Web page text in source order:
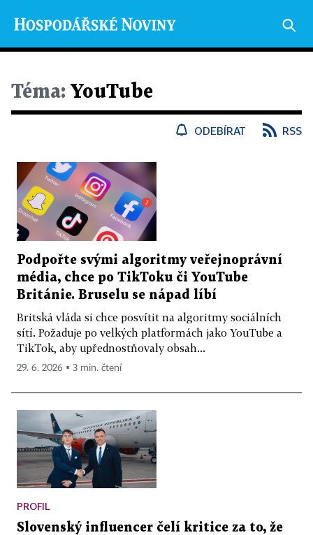
Téma: YouTube
ODEBÍRAT RSS
Podpořte svými algoritmy veřejnoprávní
média, chce po TikToku či YouTube
Británie. Bruselu se nápad líbí
Britská vláda si chce posvítit na algoritmy sociálních
sítí. Požaduje po velkých platformách jako YouTube a
TikTok, aby upřednostňovaly obsah...
29. 6. 2026 ▪ 3 min. čtení
PROFIL
Slovenský influencer čelí kritice za to, že